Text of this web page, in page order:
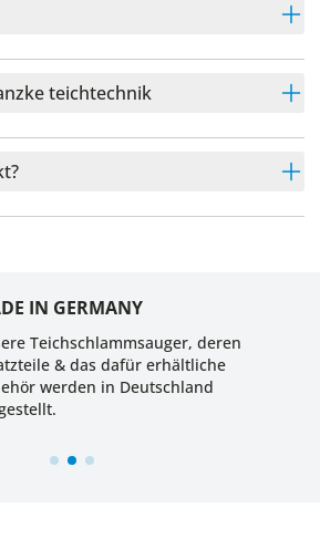
teichtechnik
IN GERMANY
Teichschlammsauger, deren
& das dafür erhältliche
werden in Deutschland